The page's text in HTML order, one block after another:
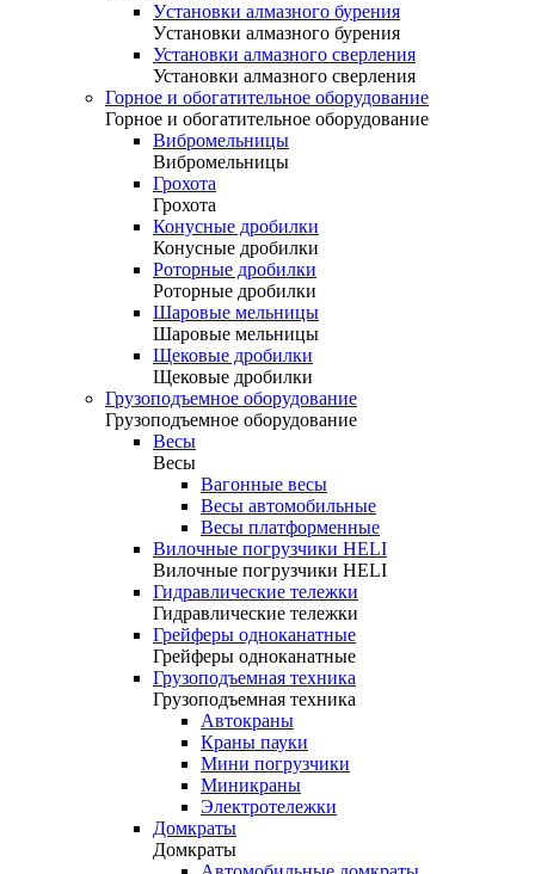
Уcтановки алмазного бурения
Уcтановки алмазного бурения
Установки алмазного сверления
Установки алмазного сверления
Горное и обогатительное оборудование
Горное и обогатительное оборудование
Вибромельницы
Вибромельницы
Грохота
Грохота
Конусные дробилки
Конусные дробилки
Роторные дробилки
Роторные дробилки
Шаровые мельницы
Шаровые мельницы
Щековые дробилки
Щековые дробилки
Грузоподъемное оборудование
Грузоподъемное оборудование
Весы
Весы
Вагонные весы
Весы автомобильные
Весы платформенные
Вилочные погрузчики HELI
Вилочные погрузчики HELI
Гидравлические тележки
Гидравлические тележки
Грейферы одноканатные
Грейферы одноканатные
Грузоподъемная техника
Грузоподъемная техника
Автокраны
Краны пауки
Мини погрузчики
Миникраны
Электротележки
Домкраты
Домкраты